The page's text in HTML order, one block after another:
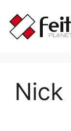
contenido
Nick